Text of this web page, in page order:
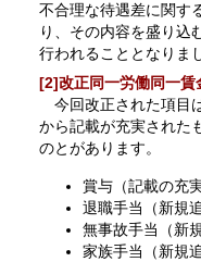
不合理な待遇差に関す
り、その内容を盛り込
行われることとなりま
[2]改正同一労働同一賃
今回改正された項目
から記載が充実された
のとがあります。
賞与（記載の充実
退職手当（新規追
無事故手当（新
家族手当（新規追